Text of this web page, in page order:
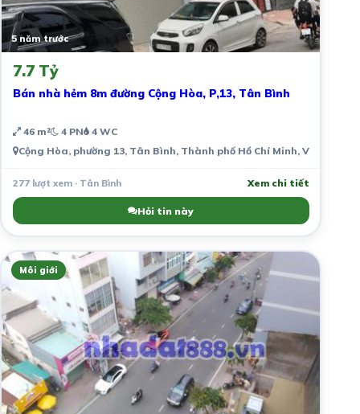
5 năm trước
7.7 Tỷ
Bán nhà hẻm 8m đường Cộng Hòa, P,13, Tân Bình
46 m² 4 PN 4 WC
Cộng Hòa, phường 13, Tân Bình, Thành phố Hồ Chí Minh, Việt Nam
277 lượt xem · Tân Bình Xem chi tiết
Hỏi tin này
Môi giới